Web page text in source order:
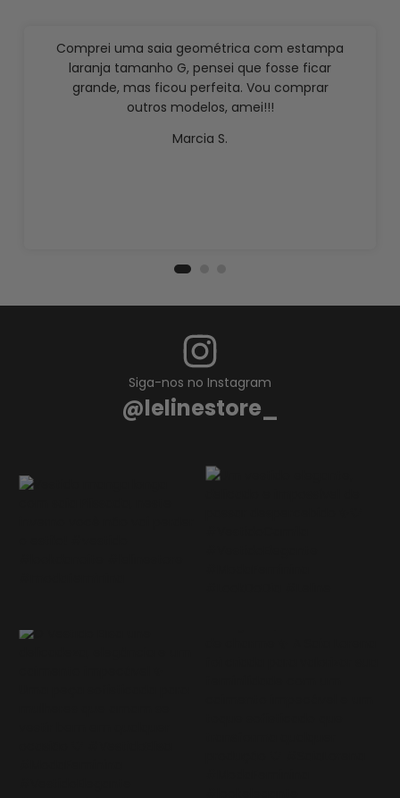
Comprei uma saia geométrica com estampa
laranja tamanho G, pensei que fosse ficar
grande, mas ficou perfeita. Vou comprar
outros modelos, amei!!!
Marcia S.
Siga-nos no Instagram
@lelinestore_